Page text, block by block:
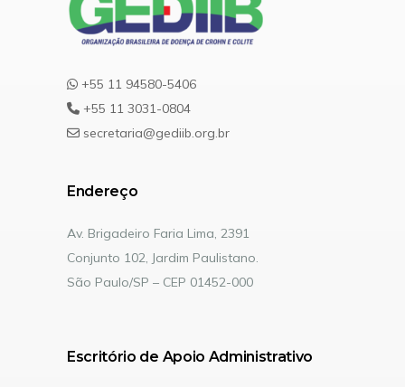
+55 11 94580-5406
+55 11 3031-0804
secretaria@gediib.org.br
Endereço
Av. Brigadeiro Faria Lima, 2391
Conjunto 102, Jardim Paulistano.
São Paulo/SP – CEP 01452-000
Escritório de Apoio Administrativo